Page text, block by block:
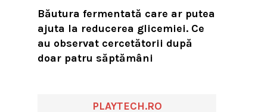
Băutura fermentată care ar putea
ajuta la reducerea glicemiei. Ce
au observat cercetătorii după
doar patru săptămâni
PLAYTECH.RO